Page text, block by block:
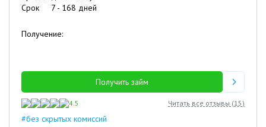
Срок
7 - 168 дней
Получение:
Получить займ
4.5 Читать все отзывы (15)
#без скрытых комиссий